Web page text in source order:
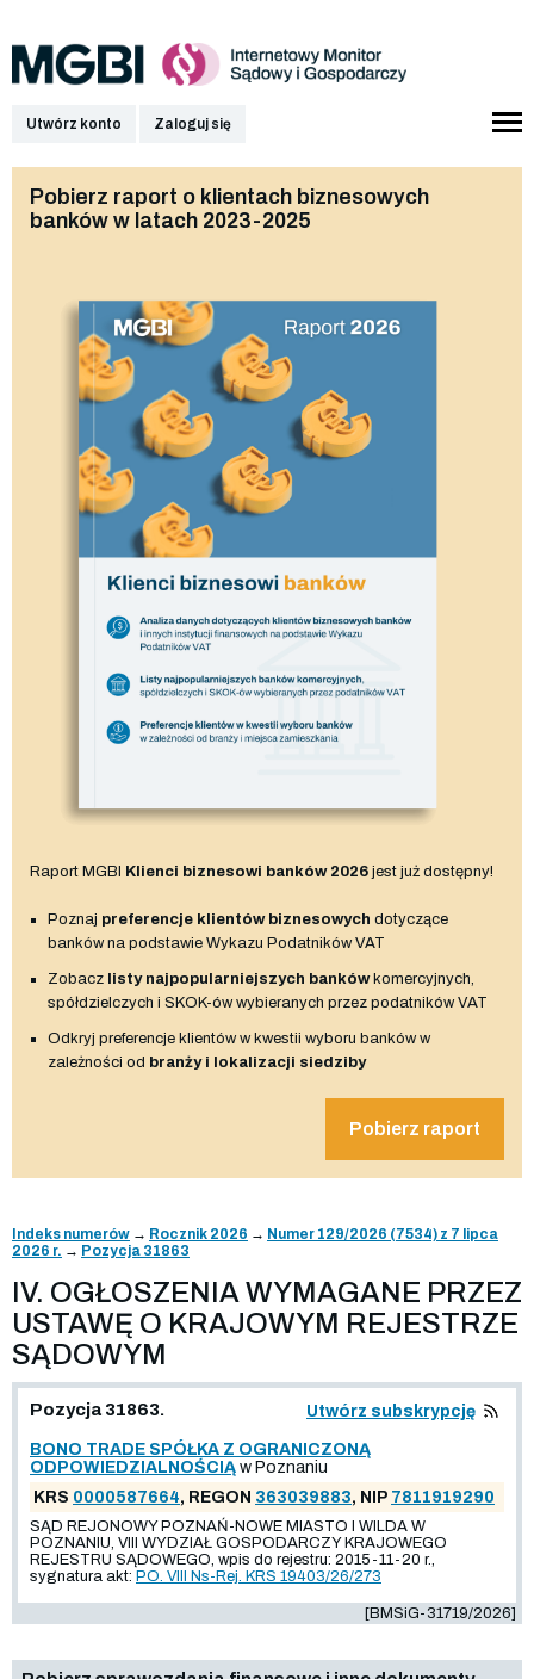
Utwórz konto Zaloguj się
Pobierz raport o klientach biznesowych
banków w latach 2023-2025
Raport MGBI Klienci biznesowi banków 2026 jest już dostępny!
Poznaj preferencje klientów biznesowych dotyczące
banków na podstawie Wykazu Podatników VAT
Zobacz listy najpopularniejszych bankówkomercyjnych,
spółdzielczych i SKOK-ów wybieranych przez podatników VAT
Odkryj preferencje klientów w kwestii wyboru banków w
zależności od branży i lokalizacji siedziby
Pobierz raport
Indeks numerów → Rocznik 2026 → Numer 129/2026 (7534) z 7 lipca
2026 r. → Pozycja 31863
IV. OGŁOSZENIA WYMAGANE PRZEZ
USTAWĘ O KRAJOWYM REJESTRZE
SĄDOWYM
Pozycja 31863. Utwórz subskrypcję
BONO TRADE SPÓŁKA Z OGRANICZONĄ
ODPOWIEDZIALNOŚCIĄ w Poznaniu
KRS 0000587664, REGON 363039883, NIP 7811919290
SĄD REJONOWY POZNAŃ-NOWE MIASTO I WILDA W
POZNANIU, VIII WYDZIAŁ GOSPODARCZY KRAJOWEGO
REJESTRU SĄDOWEGO, wpis do rejestru: 2015-11-20 r.,
sygnatura akt: PO. VIII Ns-Rej. KRS 19403/26/273
[BMSiG-31719/2026]